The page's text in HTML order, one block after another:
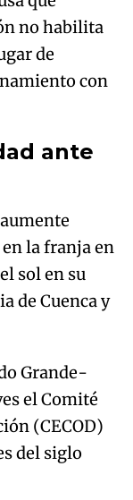
no habilita
de
con
ante
la franja en
sol en su
de Cuenca y
Grande-
el Comité
(CECOD)
del siglo